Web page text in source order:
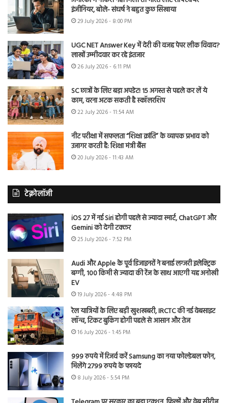
इंजीनियर, बोले- संघर्ष ने बहुत कुछ सिखाया
29 July 2026 - 8:00 PM
UGC NET Answer Key में देरी की वजह पेपर लीक विवाद?
लाखों उम्मीदवार कर रहे इंतजार
26 July 2026 - 6:11 PM
SC छात्रों के लिए बड़ा अपडेट! 15 अगस्त से पहले कर लें ये
काम, वरना अटक सकती है स्कॉलरशिप
22 July 2026 - 11:54 AM
नीट परीक्षा में सफलता “शिक्षा क्रांति” के व्यापक प्रभाव को
उजागर करती है: शिक्षा मंत्री बैंस
20 July 2026 - 11:43 AM
टेक्नोलॉजी
iOS 27 में नई Siri होगी पहले से ज्यादा स्मार्ट, ChatGPT और
Gemini को देगी टक्कर
25 July 2026 - 7:52 PM
Audi और Apple के पूर्व डिजाइनरों ने बनाई लग्जरी इलेक्ट्रिक
बग्गी, 100 किमी से ज्यादा की रेंज के साथ आएगी यह अनोखी
EV
19 July 2026 - 4:48 PM
रेल यात्रियों के लिए बड़ी खुशखबरी, IRCTC की नई वेबसाइट
लॉन्च, टिकट बुकिंग होगी पहले से आसान और तेज
16 July 2026 - 1:45 PM
999 रुपये में रिजर्व करें Samsung का नया फोल्डेबल फोन,
मिलेंगे 2799 रुपये के फायदे
8 July 2026 - 5:54 PM